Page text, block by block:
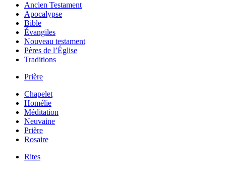
Ancien Testament
Apocalypse
Bible
Évangiles
Nouveau testament
Pères de l’Église
Traditions
Prière
Chapelet
Homélie
Méditation
Neuvaine
Prière
Rosaire
Rites